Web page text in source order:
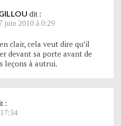
dit :
juin 2010 à 0:29
clair, cela veut dire qu’il
devant sa porte avant de
leçons à autrui.
: